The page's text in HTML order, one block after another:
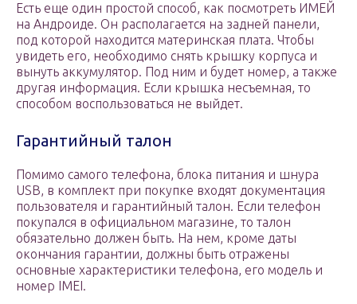
Есть еще один простой способ, как посмотреть ИМЕЙ
на Андроиде. Он располагается на задней панели,
под которой находится материнская плата. Чтобы
увидеть его, необходимо снять крышку корпуса и
вынуть аккумулятор. Под ним и будет номер, а также
другая информация. Если крышка несъемная, то
способом воспользоваться не выйдет.
Гарантийный талон
Помимо самого телефона, блока питания и шнура
USB, в комплект при покупке входят документация
пользователя и гарантийный талон. Если телефон
покупался в официальном магазине, то талон
обязательно должен быть. На нем, кроме даты
окончания гарантии, должны быть отражены
основные характеристики телефона, его модель и
номер IMEI.